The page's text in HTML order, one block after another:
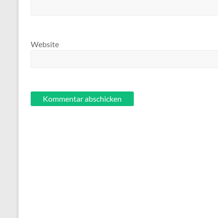
Website